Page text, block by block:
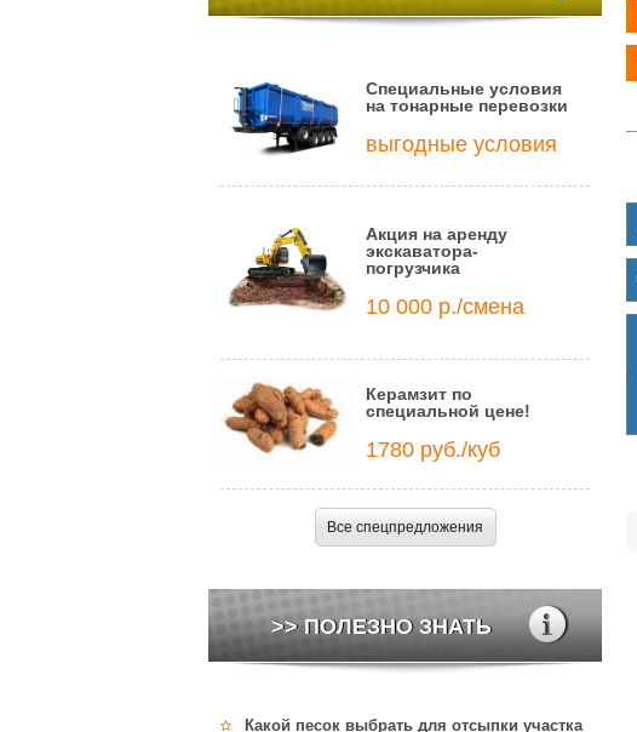
Специальные условия
на тонарные перевозки
выгодные условия
Акция на аренду
экскаватора-
погрузчика
10 000 р./смена
Керамзит по
специальной цене!
1780 руб./куб
Все спецпредложения
>> ПОЛЕЗНО ЗНАТЬ
Какой песок выбрать для отсыпки участка